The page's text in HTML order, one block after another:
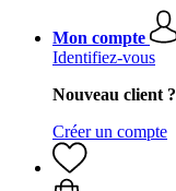
Mon compte
Identifiez-vous
Nouveau client ?
Créer un compte